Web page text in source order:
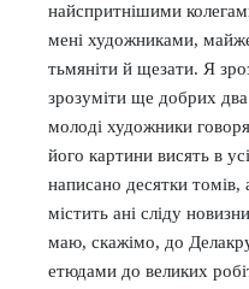
найспритнішими
мені художниками,
тьмяніти й щезати. Я
зрозуміти ще добрих
молоді художники
його картини висять в
написано десятки томів,
містить ані сліду
маю, скажімо, до
етюдами до великих